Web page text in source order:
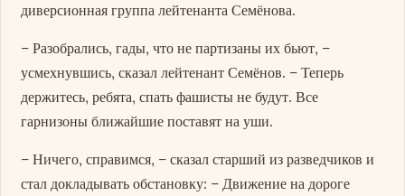
диверсионная группа лейтенанта Семёнова.
– Разобрались, гады, что не партизаны их бьют, –
усмехнувшись, сказал лейтенант Семёнов. – Теперь
держитесь, ребята, спать фашисты не будут. Все
гарнизоны ближайшие поставят на уши.
– Ничего, справимся, – сказал старший из разведчиков и
стал докладывать обстановку: – Движение на дороге